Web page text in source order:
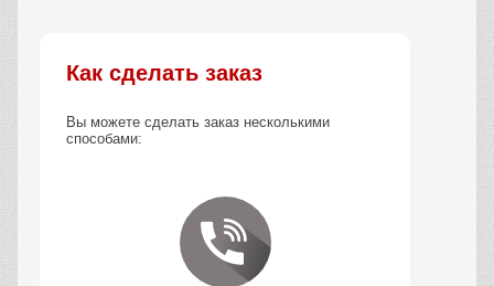
Как сделать заказ
Вы можете сделать заказ несколькими
способами: